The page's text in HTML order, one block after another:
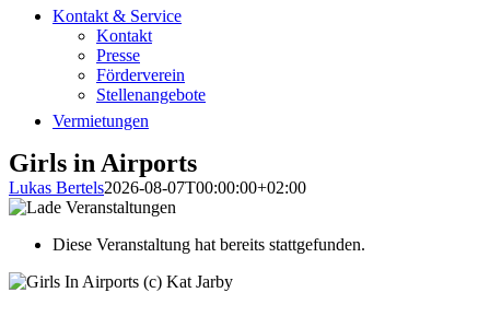
Kontakt & Service
Kontakt
Presse
Förderverein
Stellenangebote
Vermietungen
Girls in Airports
Lukas Bertels2026-08-07T00:00:00+02:00
Diese Veranstaltung hat bereits stattgefunden.